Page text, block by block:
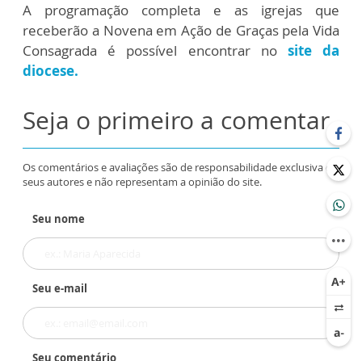
A programação completa e as igrejas que
receberão a Novena em Ação de Graças pela Vida
Consagrada é possível encontrar no site da
diocese.
Seja o primeiro a comentar
Os comentários e avaliações são de responsabilidade exclusiva de
seus autores e não representam a opinião do site.
Seu nome
Seu e-mail
Seu comentário